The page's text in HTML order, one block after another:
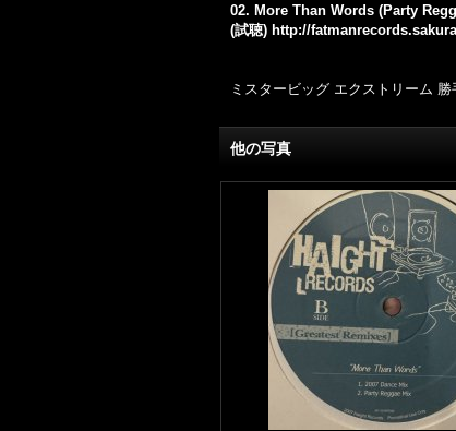
02. More Than Words (Party
(試聴) http://
ミスタービッグ エクストリーム
他の写真